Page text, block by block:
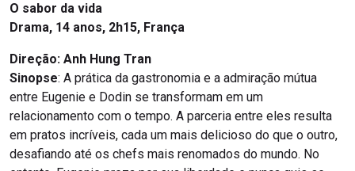
O sabor da vida
Drama, 14 anos, 2h15, França
Direção: Anh Hung Tran
Sinopse: A prática da gastronomia e a admiração mútua
entre Eugenie e Dodin se transformam em um
relacionamento com o tempo. A parceria entre eles resulta
em pratos incríveis, cada um mais delicioso do que o outro,
desafiando até os chefs mais renomados do mundo. No